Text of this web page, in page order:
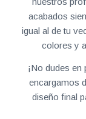
acabados
igual al de tu
colores y
¡No dudes
encargamos
diseño final